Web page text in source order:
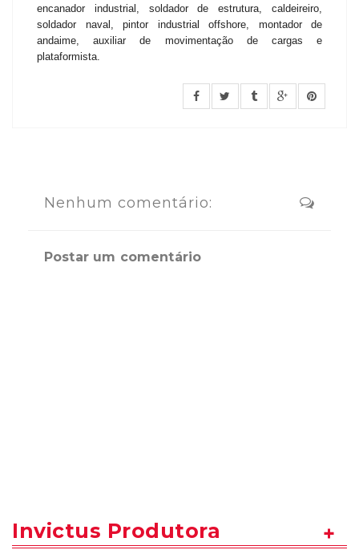
encanador industrial, soldador de estrutura, caldeireiro,
soldador naval, pintor industrial offshore, montador de
andaime, auxiliar de movimentação de cargas e
plataformista.
Nenhum comentário:
Postar um comentário
Invictus Produtora